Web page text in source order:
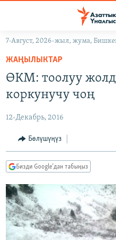
Навигацияга
өтүңүз
Издөөгө
салыңыз
ЭКОНОМИКА
МАДАНИЯТ
БОРБОР АЗИЯ
УКРАИНА
АТАЙЫН ИЛИКТӨӨ
ТВ ПРОГРАММАЛАР
ЭКСПЕРТТЕР ТАЛДАЙТ
БИЗ ЖАНА ДҮЙНӨ
ДАНИСТЕ
ЭЖЕ-СИҢДИЛЕР
ӨЗГӨЧӨ ПИКИР
Русский
ОНЛАЙН ШЕРИНЕ
7-Август, 2026-жыл, жума,
ЖАҢЫЛЫКТАР
ӨКМ: тоолуу
коркунучу чоң
12-Декабрь, 2016
Бөлүшүңүз
Бизди Google'дан табыңыз